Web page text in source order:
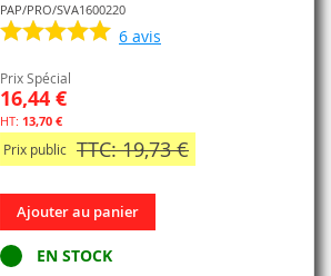
PAP/PRO/SVA1600220
6 avis
Prix Spécial
16,44 €
13,70 €
Prix public TTC: 19,73 €
Ajouter au panier
EN STOCK